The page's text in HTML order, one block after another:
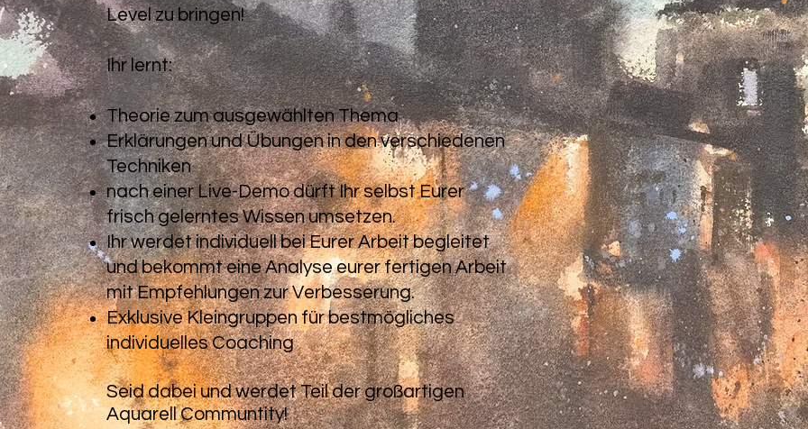
Level zu bringen!
Ihr lernt:
Theorie zum ausgewählten Thema
Erklärungen und Übungen in den verschiedenen
Techniken
nach einer Live-Demo dürft Ihr selbst Eurer
frisch gelerntes Wissen umsetzen.
Ihr werdet individuell bei Eurer Arbeit begleitet
und bekommt eine Analyse eurer fertigen Arbeit
mit Empfehlungen zur Verbesserung.
Exklusive Kleingruppen für bestmögliches
individuelles Coaching
Seid dabei und werdet Teil der großartigen
Aquarell Communtity!